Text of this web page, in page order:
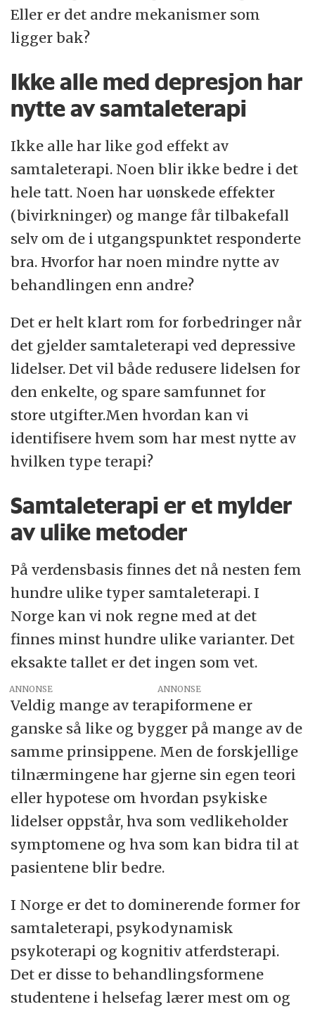
Eller er det andre mekanismer som
ligger bak?
Ikke alle med depresjon har
nytte av samtaleterapi
Ikke alle har like god effekt av
samtaleterapi. Noen blir ikke bedre i det
hele tatt. Noen har uønskede effekter
(bivirkninger) og mange får tilbakefall
selv om de i utgangspunktet responderte
bra. Hvorfor har noen mindre nytte av
behandlingen enn andre?
Det er helt klart rom for forbedringer når
det gjelder samtaleterapi ved depressive
lidelser. Det vil både redusere lidelsen for
den enkelte, og spare samfunnet for
store utgifter.Men hvordan kan vi
identifisere hvem som har mest nytte av
hvilken type terapi?
Samtaleterapi er et mylder
av ulike metoder
På verdensbasis finnes det nå nesten fem
hundre ulike typer samtaleterapi. I
Norge kan vi nok regne med at det
finnes minst hundre ulike varianter. Det
eksakte tallet er det ingen som vet.
ANNONSE
Veldig mange av terapiformene er
ganske så like og bygger på mange av de
samme prinsippene. Men de forskjellige
tilnærmingene har gjerne sin egen teori
eller hypotese om hvordan psykiske
lidelser oppstår, hva som vedlikeholder
symptomene og hva som kan bidra til at
pasientene blir bedre.
I Norge er det to dominerende former for
samtaleterapi, psykodynamisk
psykoterapi og kognitiv atferdsterapi.
Det er disse to behandlingsformene
studentene i helsefag lærer mest om og